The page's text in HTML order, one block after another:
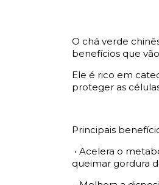
O chá verde
benefícios que
Ele é rico em
proteger as
Principais
• Acelera o
queimar gordura